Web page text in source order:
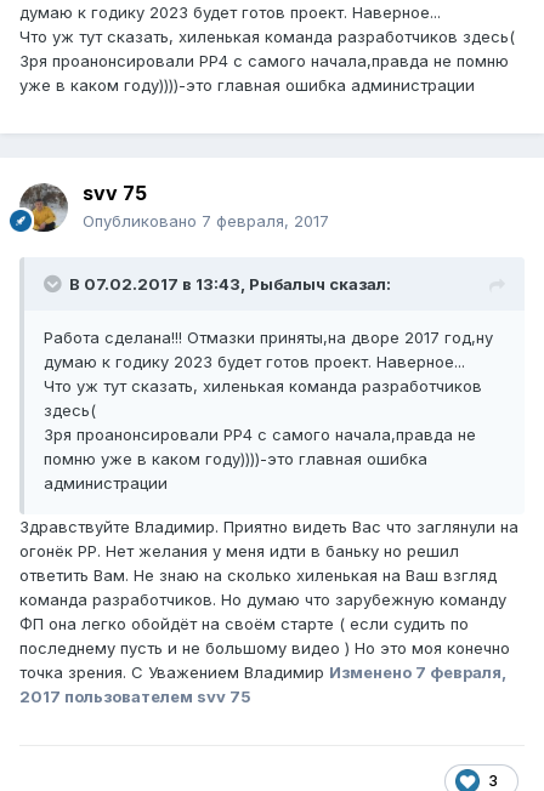
думаю к годику 2023 будет готов проект. Наверное...
Что уж тут сказать, хиленькая команда разработчиков здесь(
Зря проанонсировали РР4 с самого начала,правда не помню
уже в каком году))))-это главная ошибка администрации
svv 75
Опубликовано 7 февраля, 2017
В 07.02.2017 в 13:43, Рыбалыч сказал:
Работа сделана!!! Отмазки приняты,на дворе 2017 год,ну
думаю к годику 2023 будет готов проект. Наверное...
Что уж тут сказать, хиленькая команда разработчиков
здесь(
Зря проанонсировали РР4 с самого начала,правда не
помню уже в каком году))))-это главная ошибка
администрации
Здравствуйте Владимир. Приятно видеть Вас что заглянули на
огонёк РР. Нет желания у меня идти в баньку но решил
ответить Вам. Не знаю на сколько хиленькая на Ваш взгляд
команда разработчиков. Но думаю что зарубежную команду
ФП она легко обойдёт на своём старте ( если судить по
последнему пусть и не большому видео ) Но это моя конечно
точка зрения. С Уважением Владимир Изменено 7 февраля,
2017 пользователем svv 75
3